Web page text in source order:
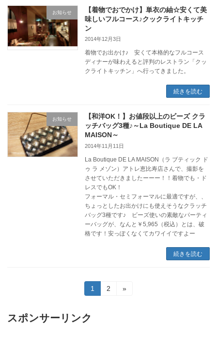
お知らせ
【着物でおでかけ】単衣の紬☆安くて美
味しいフルコース♪クックライトキッチ
ン
2014年12月3日
着物でお出かけ♪ 安くて本格的なフルコース
ディナーが味わえると評判のレストラン「クッ
クライトキッチン」へ行ってきました。
続きを読む
お知らせ
【和洋OK！】お値段以上のビーズ クラ
ッチバッグ3種♪～La Boutique DE LA
MAISON～
2014年11月11日
La Boutique DE LA MAISON（ラ ブティック ド
ゥ ラ メゾン）アトレ恵比寿店さんで、撮影を
させていただきましたーーー！！着物でも・ド
レスでもOK！
フォーマル・セミフォーマルに最適ですが、、
ちょっとしたお出かけにも使えそうなクラッチ
バッグ3種です♪ ビーズ使いの素敵なパーティ
ーバッグが、なんと￥5,965（税込）とは、破
格です！安っぽくなくてカワイイですよー
続きを読む
の
固
定
ー
1
固
2 »
スポンサーリンク